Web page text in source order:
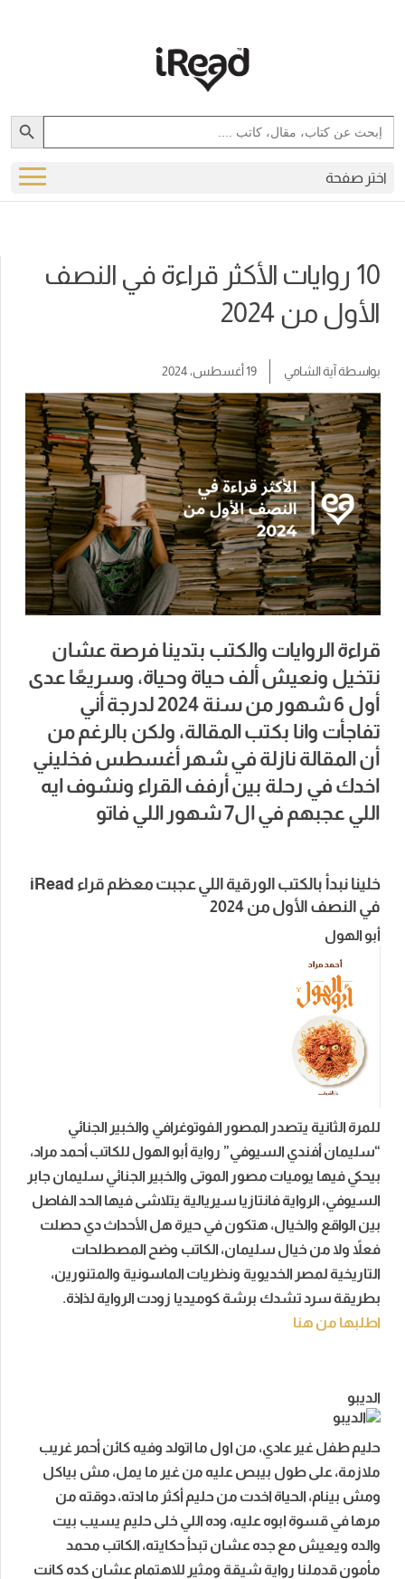
Search
for:
Search Button
اختر صفحة
10 روايات الأكثر قراءة في النصف
الأول من 2024
بواسطةآية الشامي 19 أغسطس، 2024
قراءة الروايات والكتب بتدينا فرصة عشان
نتخيل ونعيش ألف حياة وحياة، وسريعًا عدى
أول 6 شهور من سنة 2024 لدرجة أني
تفاجأت وانا بكتب المقالة، ولكن بالرغم من
أن المقالة نازلة في شهر أغسطس فخليني
اخدك في رحلة بين أرفف القراء ونشوف ايه
اللي عجبهم في ال7 شهور اللي فاتو
خلينا نبدأ بالكتب الورقية اللي عجبت معظم قراء iRead
في النصف الأول من 2024
أبو الهول
للمرة الثانية يتصدر المصور الفوتوغرافي والخبير الجنائي
“سليمان أفندي السيوفي” رواية أبو الهول للكاتب أحمد مراد،
بيحكي فيها يوميات مصور الموتى والخبير الجنائي سليمان جابر
السيوفي، الرواية فانتازيا سيريالية يتلاشى فيها الحد الفاصل
بين الواقع والخيال، هتكون في حيرة هل الأحداث دي حصلت
فعلاً ولا من خيال سليمان، الكاتب وضح المصطلحات
التاريخية لمصر الخديوية ونظريات الماسونية والمتنورين،
بطريقة سرد تشدك برشة كوميديا زودت الرواية لذاذة.
اطلبها من هنا
الديبو
حليم طفل غير عادي، من اول ما اتولد وفيه كائن أحمر غريب
ملازمة، على طول بيبص عليه من غير ما يمل، مش بياكل
ومش بينام، الحياة اخدت من حليم أكثر ما ادته، دوقته من
مرها في قسوة ابوه عليه، وده اللي خلى حليم يسيب بيت
والده ويعيش مع جده عشان تبدأ حكايته، الكاتب محمد
مأمون قدملنا رواية شيقة ومثير للاهتمام عشان كده كانت